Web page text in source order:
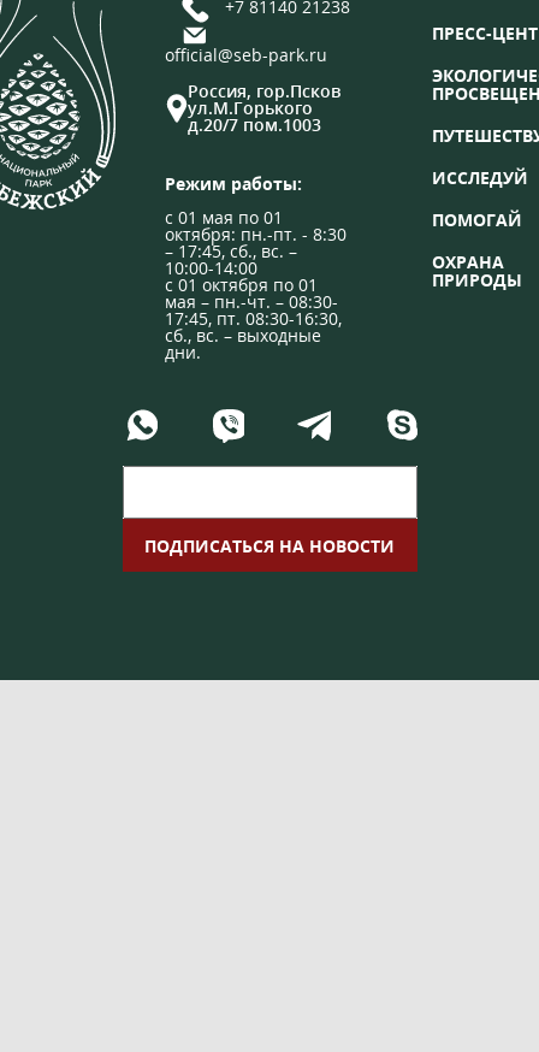
+7 81140 21238
official@seb-park.ru
Россия, гор.Псков
ул.М.Горького
д.20/7 пом.1003
Режим работы:
с 01 мая по 01
октября: пн.-пт. - 8:30
– 17:45, сб., вс. –
10:00-14:00
с 01 октября по 01
мая – пн.-чт. – 08:30-
17:45, пт. 08:30-16:30,
сб., вс. – выходные
дни.
ПРЕСС-
ИССЛЕДУЙ
ПОМОГАЙ
ОХРАНА
ПРИРОДЫ